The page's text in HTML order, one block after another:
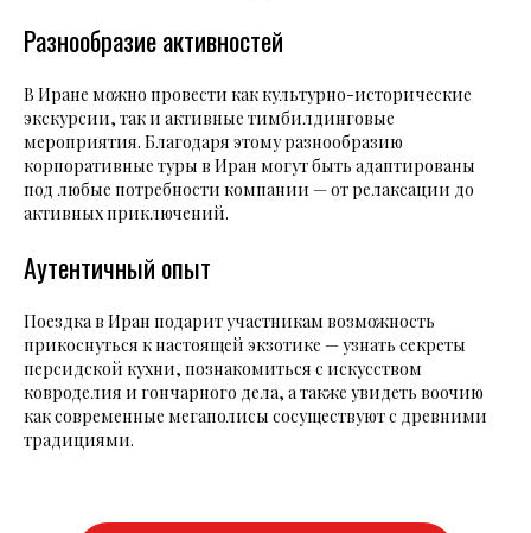
Разнообразие активностей
В Иране можно провести как культурно-исторические
экскурсии, так и активные тимбилдинговые
мероприятия. Благодаря этому разнообразию
корпоративные туры в Иран могут быть адаптированы
под любые потребности компании — от релаксации до
активных приключений.
Аутентичный опыт
Поездка в Иран подарит участникам возможность
прикоснуться к настоящей экзотике — узнать секреты
персидской кухни, познакомиться с искусством
ковроделия и гончарного дела, а также увидеть воочию
как современные мегаполисы сосуществуют с древними
традициями.